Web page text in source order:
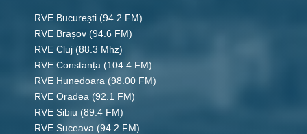
RVE București (94.2 FM)
RVE Brașov (94.6 FM)
RVE Cluj (88.3 Mhz)
RVE Constanța (104.4 FM)
RVE Hunedoara (98.00 FM)
RVE Oradea (92.1 FM)
RVE Sibiu (89.4 FM)
RVE Suceava (94.2 FM)